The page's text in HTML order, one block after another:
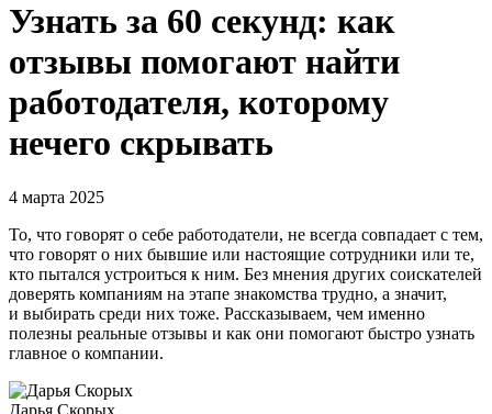
Узнать за 60 секунд: как
отзывы помогают найти
работодателя, которому
нечего скрывать
4 марта 2025
То, что говорят о себе работодатели, не всегда совпадает с тем,
что говорят о них бывшие или настоящие сотрудники или те,
кто пытался устроиться к ним. Без мнения других соискателей
доверять компаниям на этапе знакомства трудно, а значит,
и выбирать среди них тоже. Рассказываем, чем именно
полезны реальные отзывы и как они помогают быстро узнать
главное о компании.
Дарья Скорых